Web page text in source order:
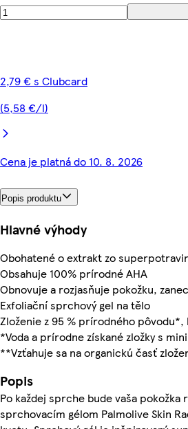
2,79 € s Clubcard
(5,58 €/l)
Cena je platná do 10. 8. 2026
Popis produktu
Hlavné výhody
Obohatené o extrakt zo
Obsahuje 100% prírodné AHA
Obnovuje a rozjasňuje pokožku,
Exfoliační sprchový gel na tělo
Zloženie z 95 % prírodného
*Voda a prírodne získané zložky s
**Vzťahuje sa na organickú časť
Popis
Po každej sprche bude vaša
sprchovacím gélom Palmolive Skin